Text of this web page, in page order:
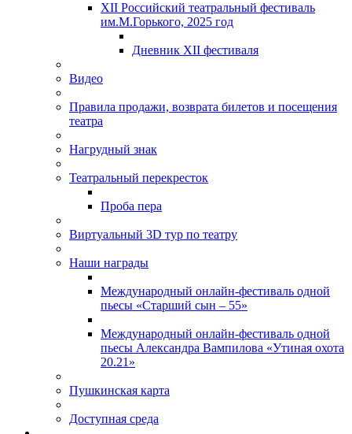
XII Российский театральный фестиваль
им.М.Горького, 2025 год
Дневник XII фестиваля
Видео
Правила продажи, возврата билетов и посещения
театра
Нагрудный знак
Театральный перекресток
Проба пера
Виртуальный 3D тур по театру
Наши награды
Международный онлайн-фестиваль одной
пьесы «Старший сын – 55»
Международный онлайн-фестиваль одной
пьесы Александра Вампилова «Утиная охота
20.21»
Пушкинская карта
Доступная среда